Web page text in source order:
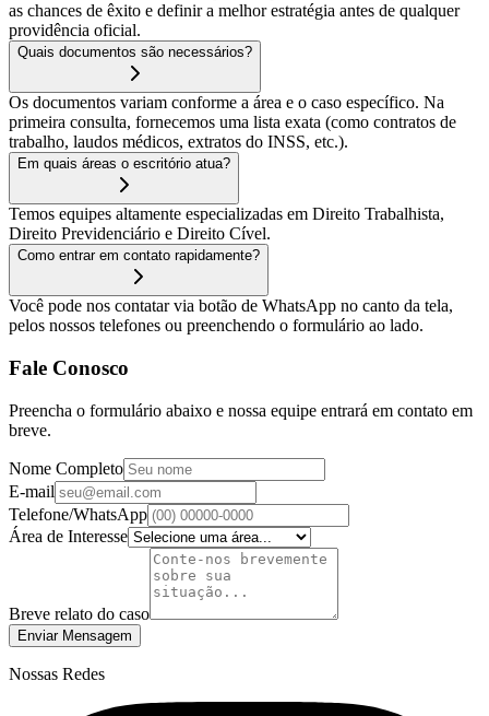
as chances de êxito e definir a melhor estratégia antes de qualquer
providência oficial.
Quais documentos são necessários?
Os documentos variam conforme a área e o caso específico. Na
primeira consulta, fornecemos uma lista exata (como contratos de
trabalho, laudos médicos, extratos do INSS, etc.).
Em quais áreas o escritório atua?
Temos equipes altamente especializadas em Direito Trabalhista,
Direito Previdenciário e Direito Cível.
Como entrar em contato rapidamente?
Você pode nos contatar via botão de WhatsApp no canto da tela,
pelos nossos telefones ou preenchendo o formulário ao lado.
Fale Conosco
Preencha o formulário abaixo e nossa equipe entrará em contato em
breve.
Nome Completo
E-mail
Telefone/WhatsApp
Área de Interesse
Breve relato do caso
Enviar Mensagem
Nossas Redes